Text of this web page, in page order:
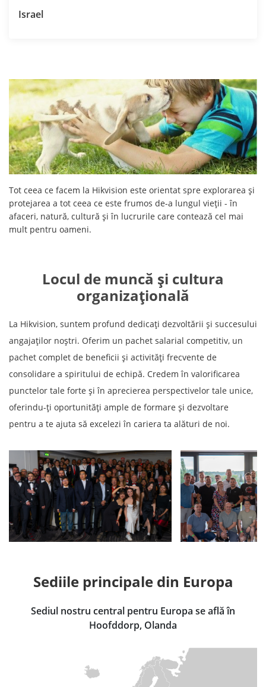
Israel
Tot ceea ce facem la Hikvision este orientat spre explorarea și
protejarea a tot ceea ce este frumos de-a lungul vieții - în
afaceri, natură, cultură și în lucrurile care contează cel mai
mult pentru oameni.
Locul de muncă și cultura
organizațională
La Hikvision, suntem profund dedicați dezvoltării și succesului
angajaților noștri. Oferim un pachet salarial competitiv, un
pachet complet de beneficii și activități frecvente de
consolidare a spiritului de echipă. Credem în valorificarea
punctelor tale forte și în aprecierea perspectivelor tale unice,
oferindu-ți oportunități ample de formare și dezvoltare
pentru a te ajuta să excelezi în cariera ta alături de noi.
Sediile principale din Europa
Sediul nostru central pentru Europa se află în
Hoofddorp, Olanda